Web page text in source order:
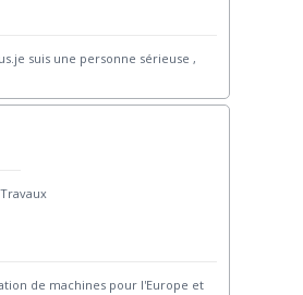
suis une personne sérieuse ,
de machines pour l'Europe et